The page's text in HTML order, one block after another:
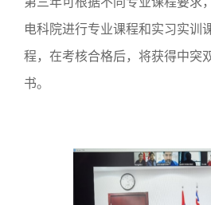
电科院进行专业课程和实习实训
程，在考核合格后，将获得中突
书。